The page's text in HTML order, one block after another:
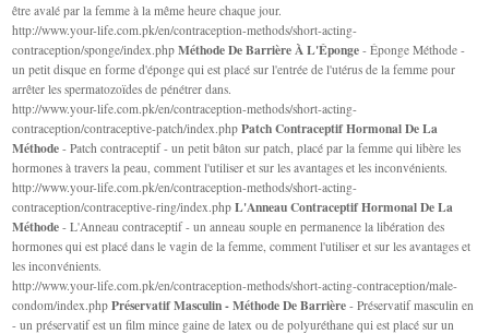
être avalé par la femme à la même heure chaque jour.
http://www.your-life.com.pk/en/contraception-methods/short-acting-
contraception/sponge/index.phpMéthode De Barrière À L'Éponge - Éponge Méthode -
un petit disque en forme d'éponge qui est placé sur l'entrée de l'utérus de la femme pour
arrêter les spermatozoïdes de pénétrer dans.
http://www.your-life.com.pk/en/contraception-methods/short-acting-
contraception/contraceptive-patch/index.phpPatch Contraceptif Hormonal De La
Méthode - Patch contraceptif - un petit bâton sur patch, placé par la femme qui libère les
hormones à travers la peau, comment l'utiliser et sur les avantages et les inconvénients.
http://www.your-life.com.pk/en/contraception-methods/short-acting-
contraception/contraceptive-ring/index.phpL'Anneau Contraceptif Hormonal De La
Méthode - L'Anneau contraceptif - un anneau souple en permanence la libération des
hormones qui est placé dans le vagin de la femme, comment l'utiliser et sur les avantages et
les inconvénients.
http://www.your-life.com.pk/en/contraception-methods/short-acting-contraception/male-
condom/index.phpPréservatif Masculin - Méthode De Barrière - Préservatif masculin en
- un préservatif est un film mince gaine de latex ou de polyuréthane qui est placé sur un